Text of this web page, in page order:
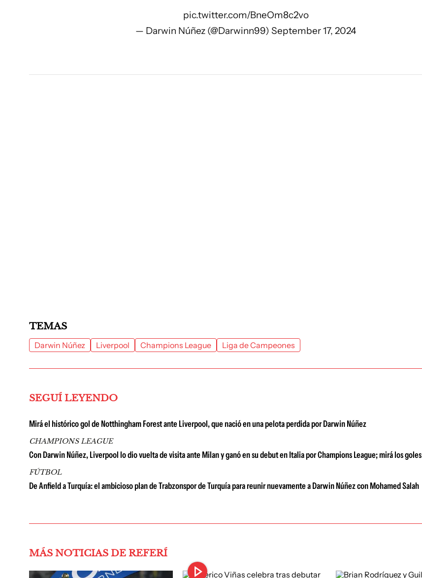
pic.twitter.com/BneOm8c2vo
— Darwin Núñez (@Darwinn99) September 17, 2024
TEMAS
Darwin Núñez Liverpool Champions League Liga de Campeones
SEGUÍ LEYENDO
Mirá el histórico gol de Notthingham Forest ante Liverpool, que nació en una pelota perdida por Darwin Núñez
CHAMPIONS LEAGUE
Con Darwin Núñez, Liverpool lo dio vuelta de visita ante Milan y ganó en su debut en Italia por Champions League; mirá los goles
FÚTBOL
De Anfield a Turquía: el ambicioso plan de Trabzonspor de Turquía para reunir nuevamente a Darwin Núñez con Mohamed Salah
MÁS NOTICIAS DE REFERÍ